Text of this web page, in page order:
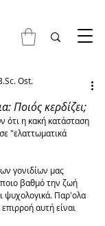
Ποιός κερδίζει;
Ost.
"ελαττωματικά
γονιδίων μας
βαθμό την ζωή
ψυχολογικά. Παρ'ολα
αυτή είναι